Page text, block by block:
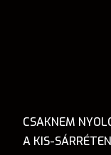
CSAKNEM
A KIS-